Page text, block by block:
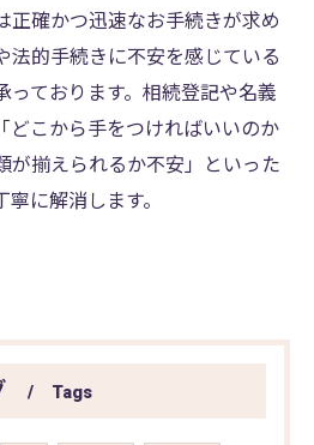
正確かつ迅速なお手続きが求め
法的手続きに不安を感じている
っております。相続登記や名義
どこから手をつければいいのか
が揃えられるか不安」といった
に解消します。
Tags